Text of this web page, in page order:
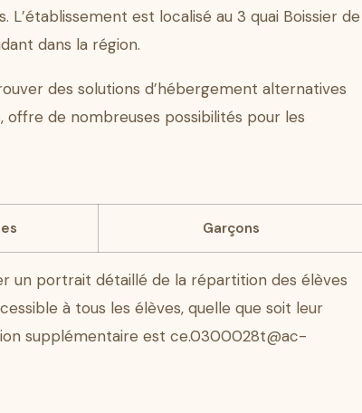
est localisé au 3 quai Boissier de
dans la région.
des solutions d’hébergement alternatives
offre de nombreuses possibilités pour les
Garçons
un portrait détaillé de la répartition des élèves
à tous les élèves, quelle que soit leur
supplémentaire est ce.0300028t@ac-